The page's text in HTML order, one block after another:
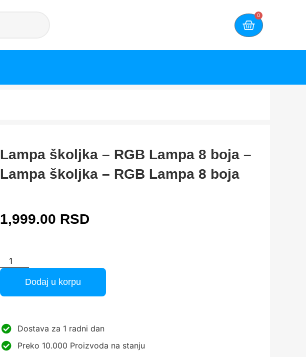
0
Lampa školjka – RGB Lampa 8 boja –
Lampa školjka – RGB Lampa 8 boja
1,999.00 RSD
Dodaj u korpu
Dostava za 1 radni dan
Preko 10.000 Proizvoda na stanju